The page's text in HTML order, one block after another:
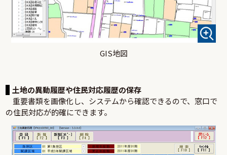
GIS地図
土地の異動履歴や住民対応履歴の保存
重要書類を画像化し、システムから確認できるので、窓口で
の住民対応が的確にできます。